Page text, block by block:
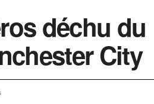
déchu du
City